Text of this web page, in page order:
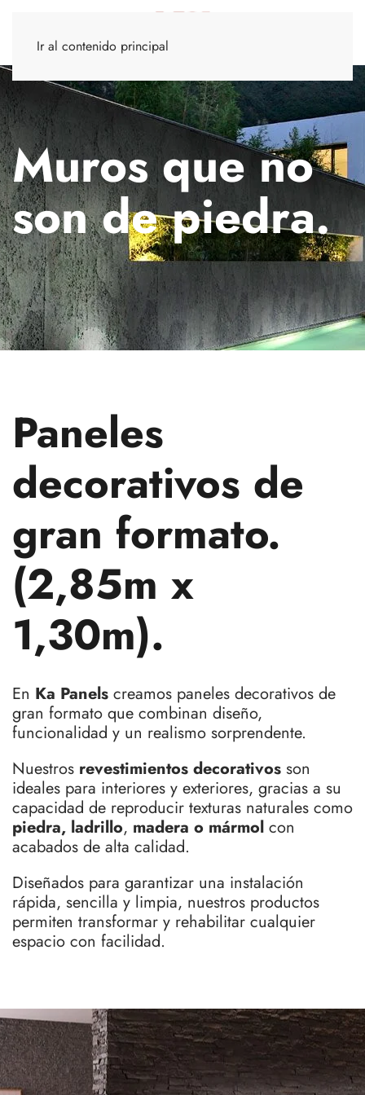
Ir al contenido principal
Muros que no
son de piedra.
Paneles
decorativos de
gran formato.
(2,85m x
1,30m).
En Ka Panels creamos paneles decorativos de
gran formato que combinan diseño,
funcionalidad y un realismo sorprendente.
Nuestros revestimientos decorativos son
ideales para interiores y exteriores, gracias a su
capacidad de reproducir texturas naturales como
piedra, ladrillo, madera o mármol con
acabados de alta calidad.
Diseñados para garantizar una instalación
rápida, sencilla y limpia, nuestros productos
permiten transformar y rehabilitar cualquier
espacio con facilidad.